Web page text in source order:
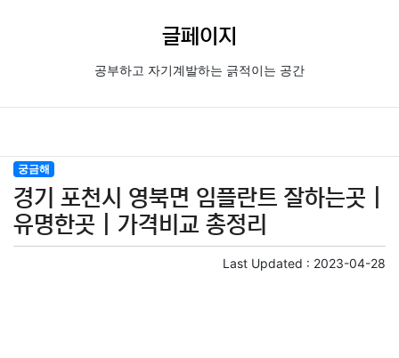
글페이지
공부하고 자기계발하는 긁적이는 공간
궁금해
경기 포천시 영북면 임플란트 잘하는곳 |
유명한곳 | 가격비교 총정리
Last Updated : 2023-04-28